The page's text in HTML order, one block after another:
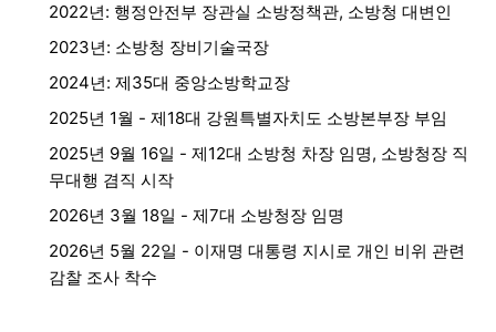
2022년: 행정안전부 장관실 소방정책관, 소방청 대변인
2023년: 소방청 장비기술국장
2024년: 제35대 중앙소방학교장
2025년 1월 - 제18대 강원특별자치도 소방본부장 부임
2025년 9월 16일 - 제12대 소방청 차장 임명, 소방청장 직
무대행 겸직 시작
2026년 3월 18일 - 제7대 소방청장 임명
2026년 5월 22일 - 이재명 대통령 지시로 개인 비위 관련
감찰 조사 착수